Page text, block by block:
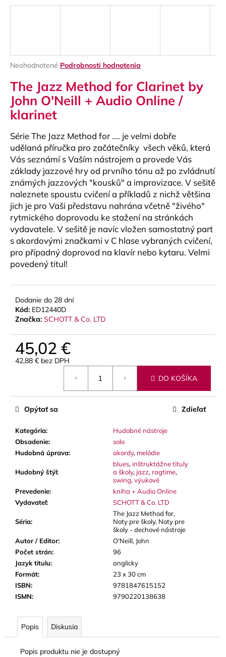
Priemerné
produktu
je
0,0
z
5
hviezdičiek.
Neohodnotené Podrobnosti hodnotenia
The Jazz Method for Clarinet by
John O'Neill + Audio Online /
klarinet
Série The Jazz Method for .... je velmi dobře
udělaná příručka pro začátečníky všech věků, která
Vás seznámí s Vaším nástrojem a provede Vás
základy jazzové hry od prvního tónu až po zvládnutí
známých jazzových "kousků" a improvizace. V sešitě
naleznete spoustu cvičení a příkladů z nichž většina
jich je pro Vaši představu nahrána včetně "živého"
rytmického doprovodu ke stažení na stránkách
vydavatele. V sešitě je navíc vložen samostatný part
s akordovými značkami v C hlase vybraných cvičení,
pro případný doprovod na klavír nebo kytaru. Velmi
povedený titul!
Dodanie do 28 dní
Kód: ED12440D
Značka: SCHOTT & Co. LTD
45,02 €
42,88 € bez DPH
DO KOŠÍKA
Kategória:
Hudobné nástroje
Obsadenie:
solo
Hudobná úprava: akordy, melódie
Hudobný štýl:
blues, inštruktážne tituly
a školy, jazz, ragtime,
swing, výukové
Prevedenie:
kniha + Audio Online
Vydavateľ: SCHOTT & Co. LTD
Séria:
The Jazz Method for,
Noty pre školy, Noty pre
školy - dechové nástroje
Autor / Editor:
O'Neill, John
Počet strán:
96
Jazyk titulu:
anglicky
Formát:
23 x 30 cm
ISBN:
9781847615152
ISMN: 9790220138638
Opýtať sa Zdieľať
Popis Diskusia
Popis produktu nie je dostupný
ť
?
O
d
p
o
r
ú
č
a
m
e
JUICE
VALVE
OIL
OLEJ
NA
PIESTY
9,30